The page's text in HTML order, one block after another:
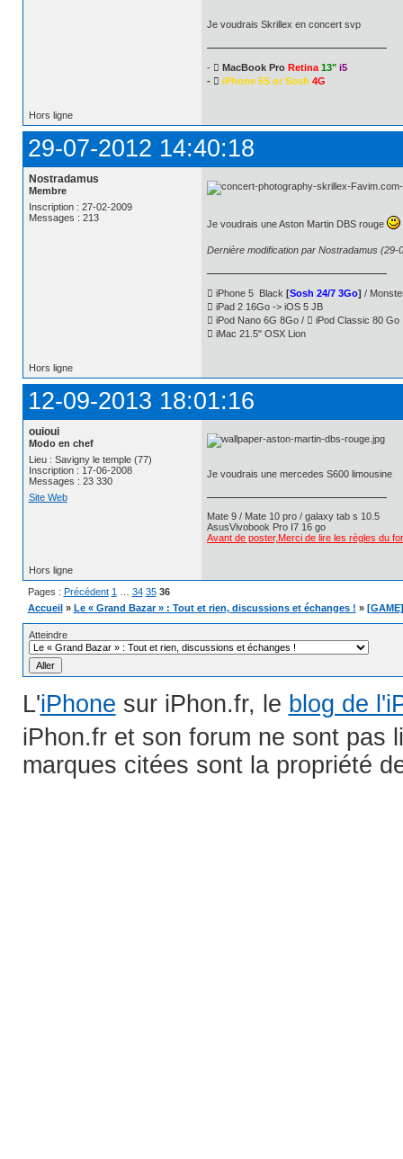
Je voudrais Skrillex en concert svp
-  MacBook Pro Retina 13" i5
-  iPhone 5S or Sosh 4G
Hors ligne
29-07-2012 14:40:18
Nostradamus
Membre
Inscription : 27-02-2009
Messages : 213
Je voudrais une Aston Martin DBS rouge
Dernière modification par Nostradamus (29-
 iPhone 5 Black [Sosh 24/7 3Go] /
 iPad 2 16Go -> iOS 5 JB
 iPod Nano 6G 8Go /  iPod Classic 80 Go
 iMac 21.5" OSX Lion
Hors ligne
12-09-2013 18:01:16
ouioui
Modo en chef
Lieu : Savigny le temple (77)
Inscription : 17-06-2008
Messages : 23 330
Site Web
Je voudrais une mercedes S600 limousine
Mate 9 / Mate 10 pro / galaxy tab s 10.5
AsusVivobook Pro I7 16 go
Avant de poster,Merci de lire les règles du
Hors ligne
Pages : Précédent 1 34 35 36
Accueil » Le « Grand Bazar » : Tout et rien, discussions et échanges ! »
Atteindre
L'iPhone sur iPhon.fr, le blog de
iPhon.fr et son forum ne sont pas
marques citées sont la propriété